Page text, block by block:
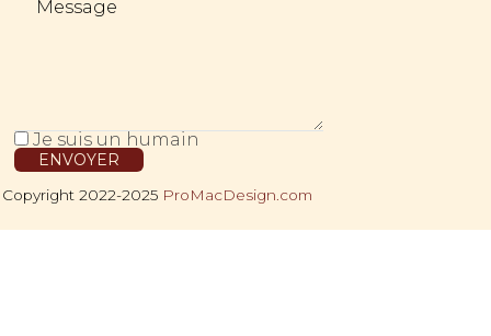
Je suis un humain
2022-2025 ProMacDesign.com